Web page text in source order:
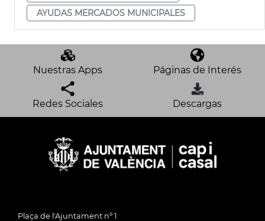
AYUDAS MERCADOS MUNICIPALES
Nuestras Apps Páginas de Interés
Redes Sociales Descargas
Plaça de l'Ajuntament nº 1